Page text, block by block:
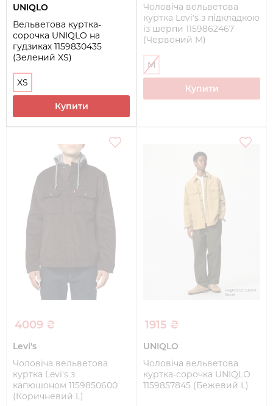
UNIQLO
Вельветова куртка-
сорочка UNIQLO на
гудзиках 1159830435
(Зелений XS)
XS
Купити
Чоловіча вельветова
куртка Levi's з підкладкою
із шерпи 1159862467
(Червоний M)
M
Купити
4009 ₴
Levi's
Чоловіча вельветова
куртка Levi's з
капюшоном 1159850600
(Коричневий L)
1915 ₴
UNIQLO
Чоловіча вельветова
куртка-сорочка UNIQLO
1159857845 (Бежевий L)